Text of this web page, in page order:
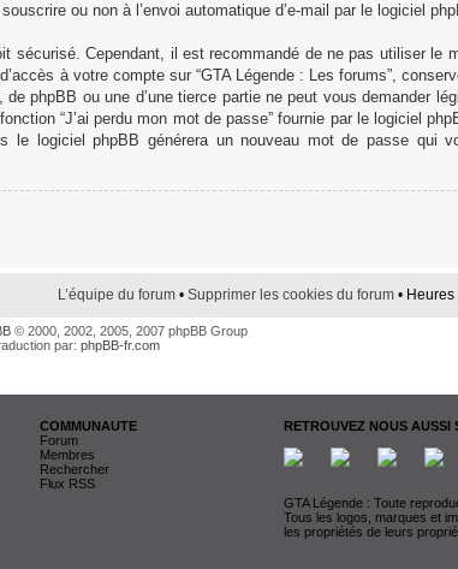
ou non à l’envoi automatique d’e-mail par le logiciel
sécurisé. Cependant, il est recommandé de ne pas utiliser le
à votre compte sur “GTA Légende : Les forums”,
phpBB ou une d’une tierce partie ne peut vous demander
“J’ai perdu mon mot de passe” fournie par le logiciel
le logiciel phpBB générera un nouveau mot de passe qui
L’équipe du forum • Supprimer les cookies du forum •
© 2000, 2002, 2005, 2007 phpBB Group
par: phpBB-fr.com
COMMUNAUTE
Forum
Membres
Rechercher
Flux RSS
RETROUVEZ NOUS AUSSI
GTA Légende : Toute
Tous les logos, marques et
les propriétés de leurs